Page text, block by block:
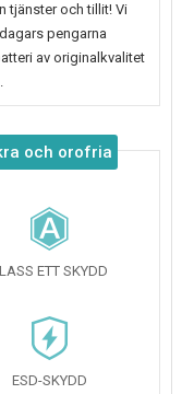
tjänster och tillit! Vi
pengarna
av originalkvalitet
och orofria
ETT SKYDD
ESD-SKYDD